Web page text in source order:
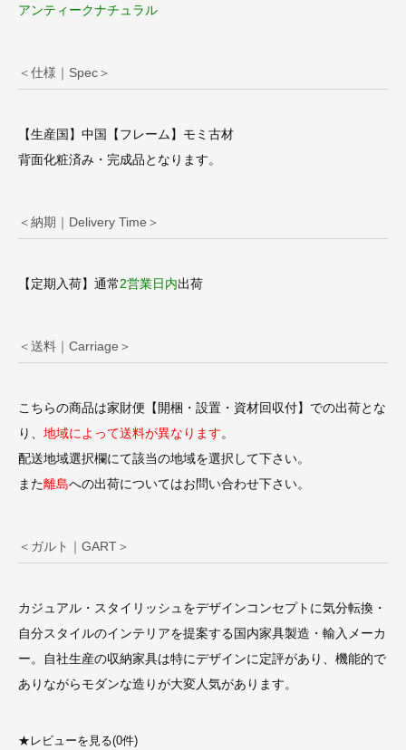
アンティークナチュラル
＜仕様｜Spec＞
【生産国】中国【フレーム】モミ古材
背面化粧済み・完成品となります。
＜納期｜Delivery Time＞
【定期入荷】通常2営業日内出荷
＜送料｜Carriage＞
こちらの商品は家財便【開梱・設置・資材回収付】での出荷とな
り、 地域によって送料が異なります。
配送地域選択欄にて該当の地域を選択して下さい。
また離島への出荷についてはお問い合わせ下さい。
＜ガルト｜GART＞
カジュアル・スタイリッシュをデザインコンセプトに気分転換・
自分スタイルのインテリアを提案する国内家具製造・輸入メーカ
ー。自社生産の収納家具は特にデザインに定評があり、機能的で
ありながらモダンな造りが大変人気があります。
★ レビューを見る(0件)